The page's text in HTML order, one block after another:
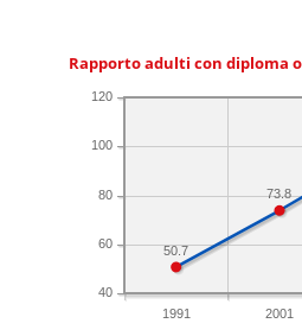
Rapporto adulti con diploma
1991 2001
40
60
80
100
120
73.8
50.7